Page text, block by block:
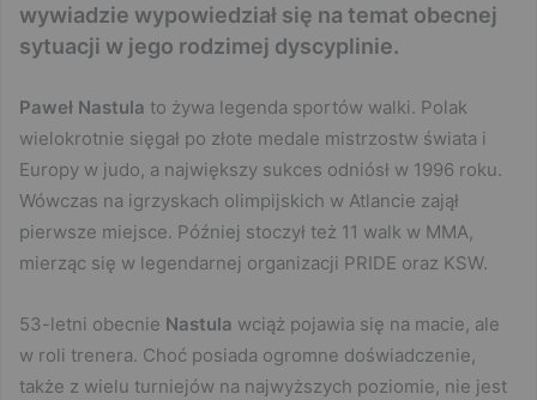
wywiadzie wypowiedział się na temat obecnej
sytuacji w jego rodzimej dyscyplinie.
Paweł Nastula to żywa legenda sportów walki. Polak
wielokrotnie sięgał po złote medale mistrzostw świata i
Europy w judo, a największy sukces odniósł w 1996 roku.
Wówczas na igrzyskach olimpijskich w Atlancie zajął
pierwsze miejsce. Później stoczył też 11 walk w MMA,
mierząc się w legendarnej organizacji PRIDE oraz KSW.
53-letni obecnie Nastula wciąż pojawia się na macie, ale
w roli trenera. Choć posiada ogromne doświadczenie,
także z wielu turniejów na najwyższych poziomie, nie jest